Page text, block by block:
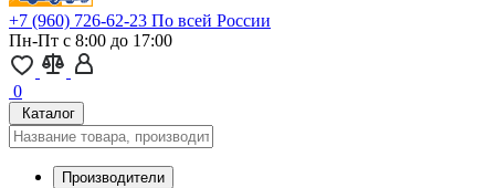
+7 (960) 726-62-23 По всей России
Пн-Пт с 8:00 до 17:00
0
Каталог
Производители